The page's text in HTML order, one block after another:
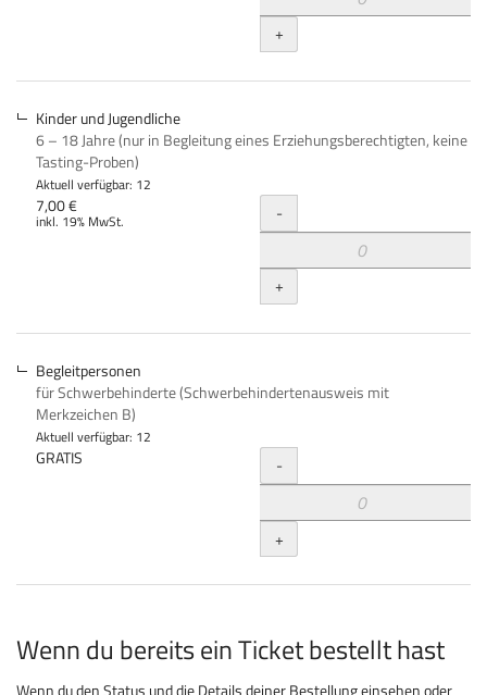
+
Kinder und Jugendliche
6 – 18 Jahre (nur in Begleitung eines Erziehungsberechtigten, keine
Tasting-Proben)
Aktuell verfügbar: 12
7,00 €
inkl. 19% MwSt. Menge
-
+
Begleitpersonen
für Schwerbehinderte (Schwerbehindertenausweis mit
Merkzeichen B)
Aktuell verfügbar: 12
GRATIS Menge
-
+
Wenn du bereits ein Ticket bestellt hast